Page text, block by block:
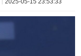
2025-05-15 23:53:33